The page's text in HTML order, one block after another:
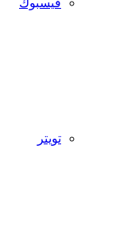
فيسبوك
تويتر